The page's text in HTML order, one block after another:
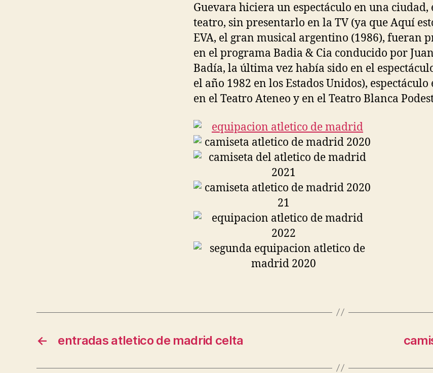
Guevara hiciera un espectáculo en una ciudad,
teatro, sin presentarlo en la TV (ya que Aquí
EVA, el gran musical argentino (1986), fueran
en el programa Badia & Cia conducido por
Badía, la última vez había sido en el
el año 1982 en los Estados Unidos), espectáculo
en el Teatro Ateneo y en el Teatro Blanca
← entradas atletico de madrid celta